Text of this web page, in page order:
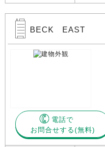
BECK EAST
電話で
お問合せする